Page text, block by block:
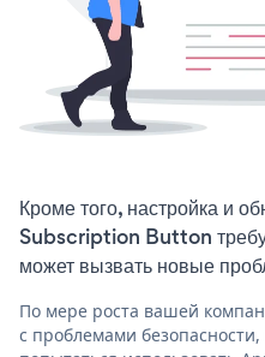
Кроме того, настройка и
Subscription Button
может вызвать новые
По мере роста вашей
с проблемами безопасности,